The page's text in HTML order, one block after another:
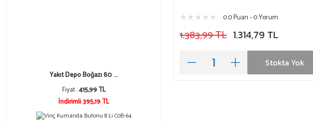
Yakıt Depo Boğazı 80 ...
Fiyat :415,99 TL
İndirimli 395,19 TL
0.0 Puan - 0 Yorum
1.383,99 TL 1.314,79 TL
Stokta Yok